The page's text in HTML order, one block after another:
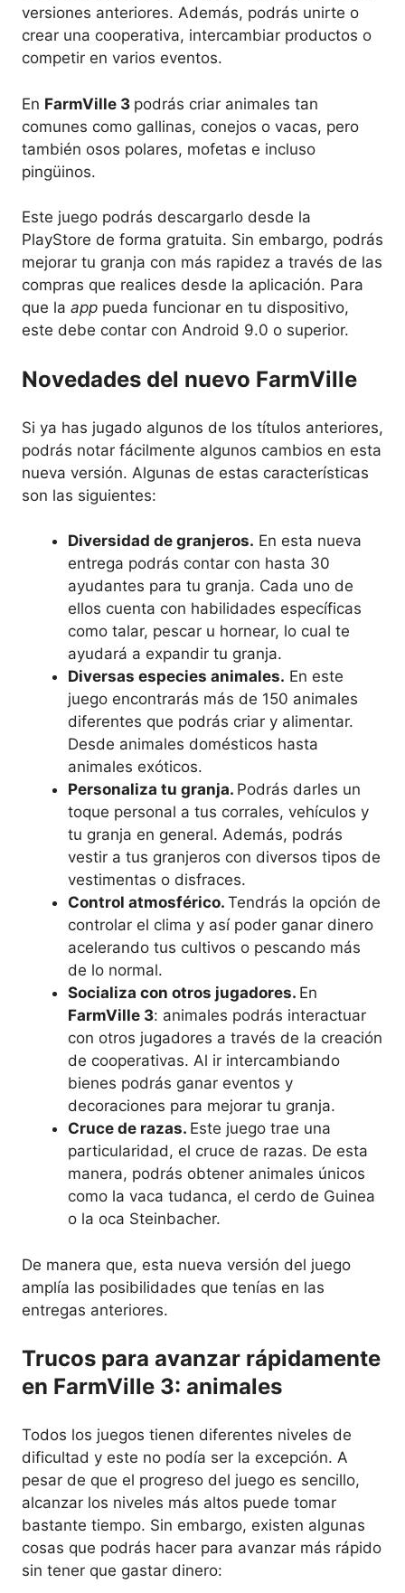
versiones anteriores. Además, podrás unirte o
crear una cooperativa, intercambiar productos o
competir en varios eventos.
En FarmVille 3 podrás criar animales tan
comunes como gallinas, conejos o vacas, pero
también osos polares, mofetas e incluso
pingüinos.
Este juego podrás descargarlo desde la
PlayStore de forma gratuita. Sin embargo, podrás
mejorar tu granja con más rapidez a través de las
compras que realices desde la aplicación. Para
que la app pueda funcionar en tu dispositivo,
este debe contar con Android 9.0 o superior.
Novedades del nuevo FarmVille
Si ya has jugado algunos de los títulos anteriores,
podrás notar fácilmente algunos cambios en esta
nueva versión. Algunas de estas características
son las siguientes:
Diversidad de granjeros. En esta nueva
entrega podrás contar con hasta 30
ayudantes para tu granja. Cada uno de
ellos cuenta con habilidades específicas
como talar, pescar u hornear, lo cual te
ayudará a expandir tu granja.
Diversas especies animales. En este
juego encontrarás más de 150 animales
diferentes que podrás criar y alimentar.
Desde animales domésticos hasta
animales exóticos.
Personaliza tu granja. Podrás darles un
toque personal a tus corrales, vehículos y
tu granja en general. Además, podrás
vestir a tus granjeros con diversos tipos de
vestimentas o disfraces.
Control atmosférico. Tendrás la opción de
controlar el clima y así poder ganar dinero
acelerando tus cultivos o pescando más
de lo normal.
Socializa con otros jugadores. En
FarmVille 3: animales podrás interactuar
con otros jugadores a través de la creación
de cooperativas. Al ir intercambiando
bienes podrás ganar eventos y
decoraciones para mejorar tu granja.
Cruce de razas. Este juego trae una
particularidad, el cruce de razas. De esta
manera, podrás obtener animales únicos
como la vaca tudanca, el cerdo de Guinea
o la oca Steinbacher.
De manera que, esta nueva versión del juego
amplía las posibilidades que tenías en las
entregas anteriores.
Trucos para avanzar rápidamente
en FarmVille 3: animales
Todos los juegos tienen diferentes niveles de
dificultad y este no podía ser la excepción. A
pesar de que el progreso del juego es sencillo,
alcanzar los niveles más altos puede tomar
bastante tiempo. Sin embargo, existen algunas
cosas que podrás hacer para avanzar más rápido
sin tener que gastar dinero: